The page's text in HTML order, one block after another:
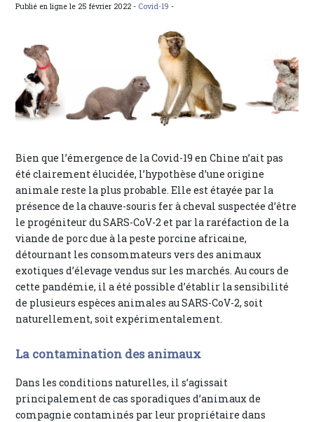
Publié en ligne le 25 février 2022 - Covid-19 -
Bien que l’émergence de la Covid-19 en Chine n’ait pas
été clairement élucidée, l’hypothèse d’une origine
animale reste la plus probable. Elle est étayée par la
présence de la chauve-souris fer à cheval suspectée d’être
le progéniteur du SARS-CoV-2 et par la raréfaction de la
viande de porc due à la peste porcine africaine,
détournant les consommateurs vers des animaux
exotiques d’élevage vendus sur les marchés. Au cours de
cette pandémie, il a été possible d’établir la sensibilité
de plusieurs espèces animales au SARS-CoV-2, soit
naturellement, soit expérimentalement.
La contamination des animaux
Dans les conditions naturelles, il s’agissait
principalement de cas sporadiques d’animaux de
compagnie contaminés par leur propriétaire dans